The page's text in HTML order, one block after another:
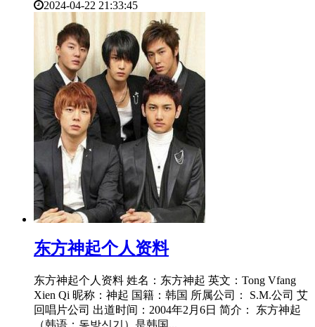
2024-04-22 21:33:45
​东方神起个人资料
东方神起个人资料 姓名：东方神起 英文：Tong Vfang
Xien Qi 昵称：神起 国籍：韩国 所属公司： S.M.公司 艾
回唱片公司 出道时间：2004年2月6日 简介： 东方神起